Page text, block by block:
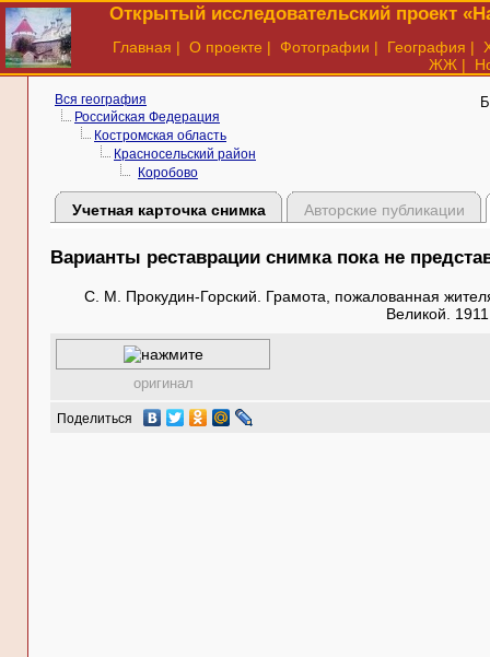
Открытый исследовательский проект
Главная | О проекте | Фотографии | География |
ЖЖ |
Вся география
Российская Федерация
Костромская область
Красносельский район
Коробово
Учетная карточка снимка Авторские публикации
Варианты реставрации снимка пока не
С. М. Прокудин-Горский. Грамота, пожалованная
Великой.
оригинал
Поделиться